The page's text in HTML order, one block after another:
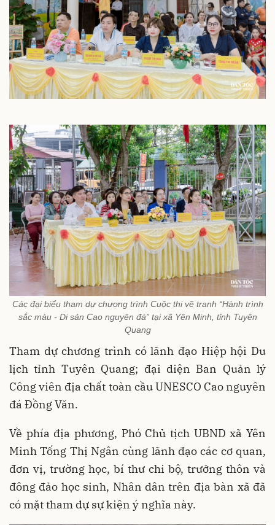
Các đại biểu tham dự chương trình Cuộc thi vẽ tranh “Hành trình
sắc màu - Di sản Cao nguyên đá” tại xã Yên Minh, tỉnh Tuyên
Quang
Tham dự chương trình có lãnh đạo Hiệp hội Du
lịch tỉnh Tuyên Quang; đại diện Ban Quản lý
Công viên địa chất toàn cầu UNESCO Cao nguyên
đá Đồng Văn.
Về phía địa phương, Phó Chủ tịch UBND xã Yên
Minh Tống Thị Ngân cùng lãnh đạo các cơ quan,
đơn vị, trường học, bí thư chi bộ, trưởng thôn và
đông đảo học sinh, Nhân dân trên địa bàn xã đã
có mặt tham dự sự kiện ý nghĩa này.